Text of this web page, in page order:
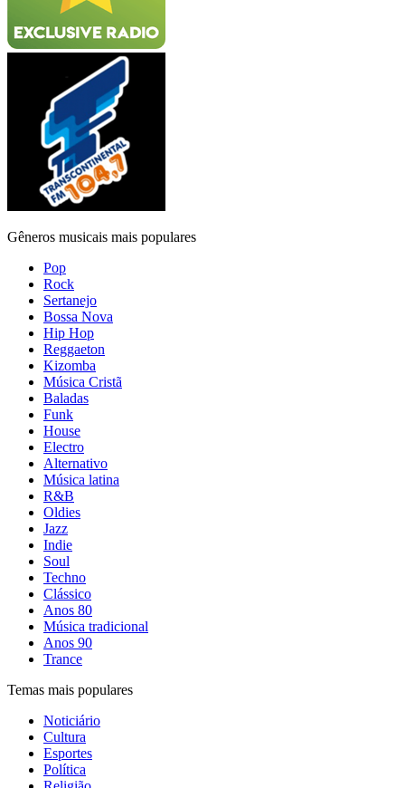
Gêneros musicais mais populares
Pop
Rock
Sertanejo
Bossa Nova
Hip Hop
Reggaeton
Kizomba
Música Cristã
Baladas
Funk
House
Electro
Alternativo
Música latina
R&B
Oldies
Jazz
Indie
Soul
Techno
Clássico
Anos 80
Música tradicional
Anos 90
Trance
Temas mais populares
Noticiário
Cultura
Esportes
Política